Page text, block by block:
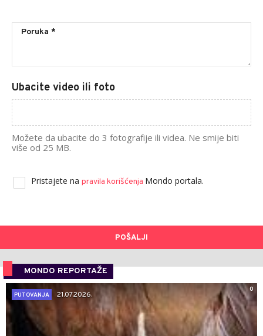
Ubacite video ili foto
Možete da ubacite do 3 fotografije ili videa. Ne smije biti
više od 25 MB.
Pristajete na pravila korišćenja Mondo portala.
POŠALJI
MONDO REPORTAŽE
0
PUTOVANJA
21.07.2026.